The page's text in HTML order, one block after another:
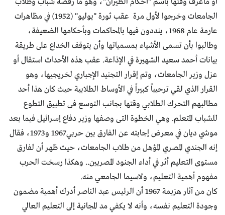
الجامعات وخرجوا لأول مرة عقب ثورة "يوليو" (1952) في مظاهرات
عارمة عام 1968، ينددون فيها بالمحاكمات وبأحكامها الضعيفة،
وطالبوا بأن تسمى الأشياء بمسمياتها وأن يتوقف الخداع على طريقة
بيانات أحمد سعيد الشهيرة في الإذاعة. عقب هذه الأحداث استقال أو
عزل وزير الجامعات، وتم إقرار التجنيد الإجباري لخريجيها، وهو
القرار الذي لقي ترحيباً كبيراً في الأوساط الطلابية حيث كان هذا أحد
مطالبهم التحرك الطلابي وقتها بجانب التوسع فى تطبيق التطوع
للشباب المتعلم. وهي الخطوة التى وصفها وزير دفاع إسرائيل فيما بعد
موشي ديان في معرض إجابته عن الفارق بين حربي1967 و1973، فقال
إنه الجندي المصري المؤهل من طلاب الجامعات، حيث ظهر أن لفارق
مستوى التعليم أثر في أداء الجنود المصريين.. وهكذا رسخت الحرب
مفهوم أهمية التعليم، ولاسيما الجامعي منه.
كان من آثار هزيمة 1967 أن الرئيس عبد الناصر أدرك أهمية مضمون
وجودة التعليم نفسه، وأنه لا يكفي مد المجانية إلى التعليم العالي